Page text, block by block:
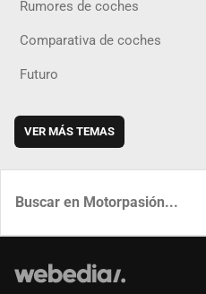
Rumores de coches
Comparativa de coches
Futuro
VER MÁS TEMAS